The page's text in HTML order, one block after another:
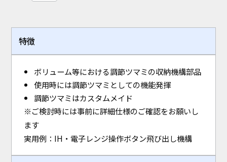
特徴
ボリューム等における調節ツマミの収納機構部品
使用時には調節ツマミとしての機能発揮
調節ツマミはカスタムメイド
※ご検討時には事前に詳細仕様のご確認をお願いし
ます
実用例：IH・電子レンジ操作ボタン飛び出し機構